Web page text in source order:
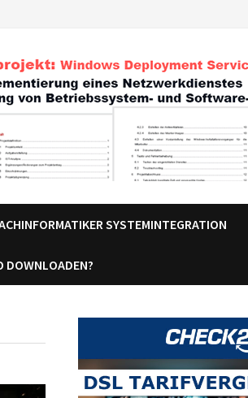
SYSTEMINTEGRATION
DOWNLOADEN?